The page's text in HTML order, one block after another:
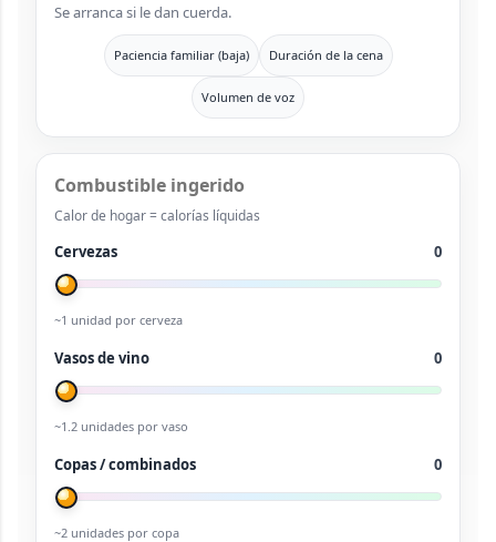
Se arranca si le dan cuerda.
Paciencia familiar (baja) Duración de la cena
Volumen de voz
Combustible ingerido
Calor de hogar = calorías líquidas
Cervezas 0
~1 unidad por cerveza
Vasos de vino 0
~1.2 unidades por vaso
Copas / combinados 0
~2 unidades por copa